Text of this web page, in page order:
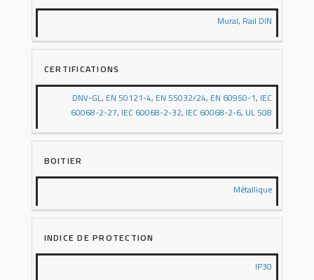
Mural, Rail DIN
CERTIFICATIONS
DNV-GL, EN 50121-4, EN 55032/24, EN 60950-1, IEC
60068-2-27, IEC 60068-2-32, IEC 60068-2-6, UL 508
BOITIER
Métallique
INDICE DE PROTECTION
IP30